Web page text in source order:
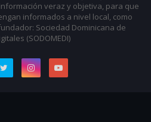
veraz y objetiva, para que
informados a nivel local, como
Sociedad Dominicana de
(SODOMEDI)